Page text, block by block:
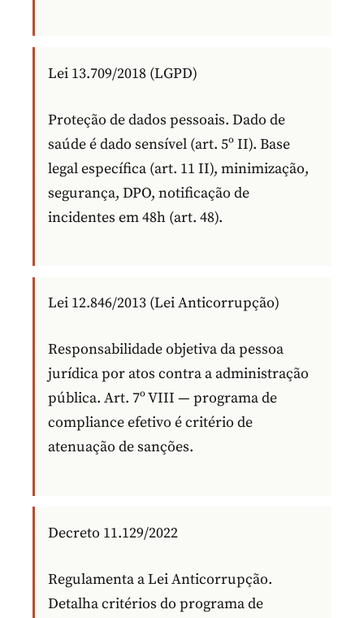
Lei 13.709/2018 (LGPD)
Proteção de dados pessoais. Dado de
saúde é dado sensível (art. 5º II). Base
legal específica (art. 11 II), minimização,
segurança, DPO, notificação de
incidentes em 48h (art. 48).
Lei 12.846/2013 (Lei Anticorrupção)
Responsabilidade objetiva da pessoa
jurídica por atos contra a administração
pública. Art. 7º VIII — programa de
compliance efetivo é critério de
atenuação de sanções.
Decreto 11.129/2022
Regulamenta a Lei Anticorrupção.
Detalha critérios do programa de